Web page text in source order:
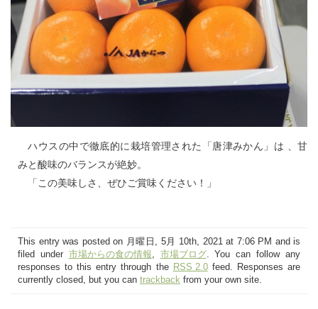
ハウスの中で徹底的に栽培管理された「唐津みかん」は 、甘
みと酸味のバランスが絶妙。
「この美味しさ、ぜひご賞味ください！」
This entry was posted on 月曜日, 5月 10th, 2021 at 7:06 PM and is
filed under 市場からの食の情報 市場ブログ. You can follow any
responses to this entry through the RSS 2.0feed. Responses are
currently closed, but you can trackback from your own site.